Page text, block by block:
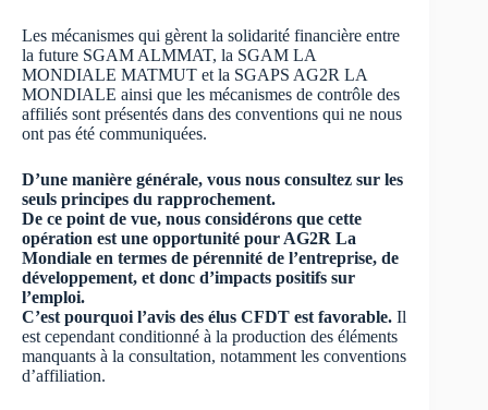
Les mécanismes qui gèrent la solidarité financière entre
la future SGAM ALMMAT, la SGAM LA
MONDIALE MATMUT et la SGAPS AG2R LA
MONDIALE ainsi que les mécanismes de contrôle des
affiliés sont présentés dans des conventions qui ne nous
ont pas été communiquées.
D’une manière générale, vous nous consultez sur les
seuls principes du rapprochement.
De ce point de vue, nous considérons que cette
opération est une opportunité pour AG2R La
Mondiale en termes de pérennité de l’entreprise, de
développement, et donc d’impacts positifs sur
l’emploi.
C’est pourquoi l’avis des élus CFDT est favorable. Il
est cependant conditionné à la production des éléments
manquants à la consultation, notamment les conventions
d’affiliation.